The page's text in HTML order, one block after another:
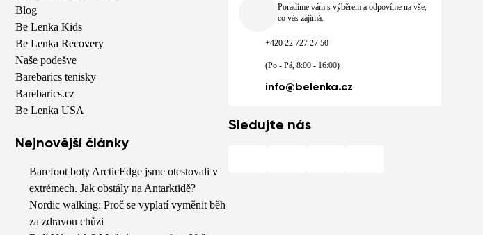
Blog
Be Lenka Kids
Be Lenka Recovery
Naše podešve
Barebarics tenisky
Barebarics.cz
Be Lenka USA
Nejnovější články
Barefoot boty ArcticEdge jsme otestovali v
extrémech. Jak obstály na Antarktidě?
Nordic walking: Proč se vyplatí vyměnit běh
za zdravou chůzi
Poradíme vám s výběrem a odpovíme na vše,
co vás zajímá.
+420 22 727 27 50
(Po - Pá, 8:00 - 16:00)
info@belenka.cz
Sledujte nás